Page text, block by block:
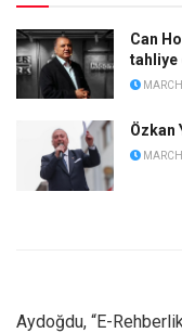
Can
tahliye
Özkan
Aydoğdu, “E-